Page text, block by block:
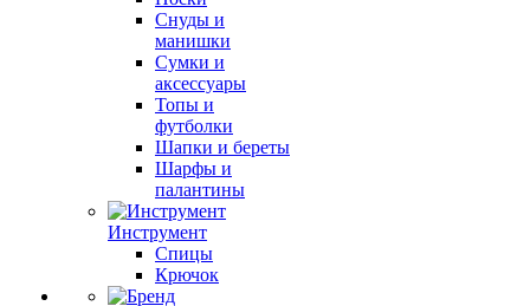
Снуды и
манишки
Сумки и
аксессуары
Топы и
футболки
Шапки и береты
Шарфы и
палантины
Инструмент
Спицы
Крючок